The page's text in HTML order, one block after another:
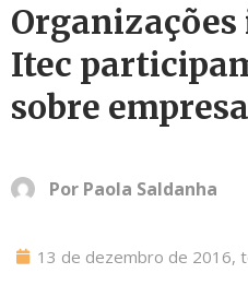
Itec
sobre
Por Paola Saldanha
13 de dezembro de 2016,